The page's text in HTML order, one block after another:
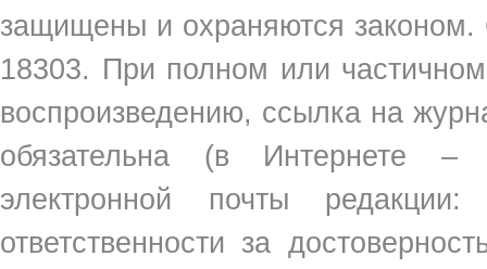
защищены и охраняются
18303. При полном или
воспроизведению, ссылка на
обязательна (в Интернете
электронной почты
ответственности за